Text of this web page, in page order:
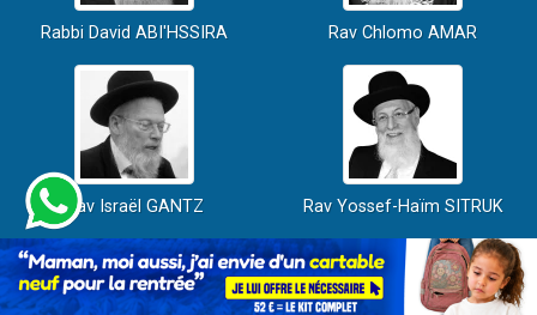
Rabbi David ABI'HSSIRA Rav Chlomo AMAR
Rav Israël GANTZ Rav Yossef-Haïm SITRUK